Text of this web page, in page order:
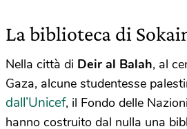
La biblioteca di
Nella città di Deir al Balah, al
Gaza, alcune studentesse
dall’Unicef, il Fondo delle
hanno costruito dal nulla una